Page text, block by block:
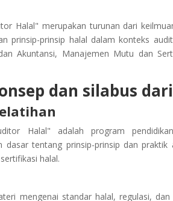
Halal" merupakan turunan dari
prinsip-prinsip halal dalam konteks
Akuntansi, Manajemen Mutu dan
dan silabus
Halal" adalah program
dasar tentang prinsip-prinsip dan
halal.
mengenai standar halal, regulasi,